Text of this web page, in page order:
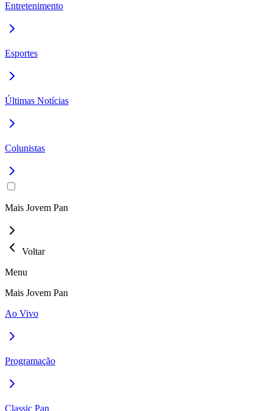
Entretenimento
Esportes
Últimas Notícias
Colunistas
Mais Jovem Pan
Voltar
Menu
Mais Jovem Pan
Ao Vivo
Programação
Classic Pan